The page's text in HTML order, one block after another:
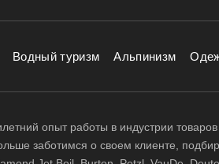
Водный туризм Альпинизм
опыт работы в индустрии товаров
заботимся о своем клиенте,